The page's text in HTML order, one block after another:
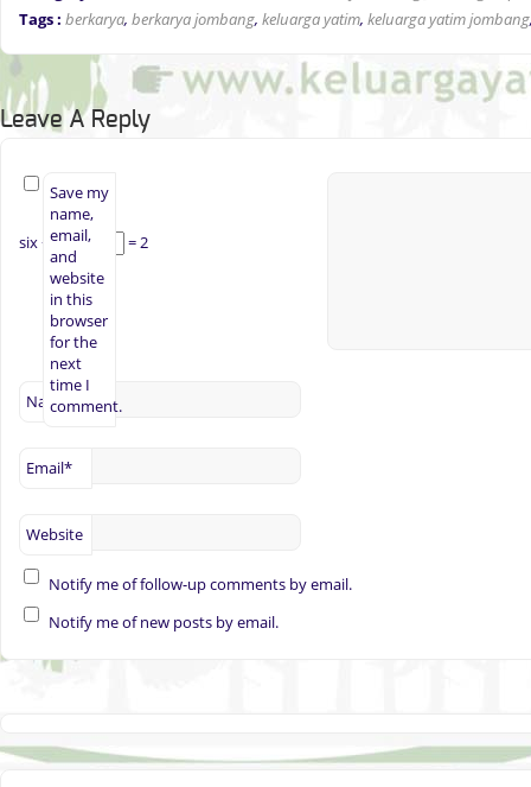
Tags : berkarya, berkarya jombang, keluarga yatim, keluarga yatim jombang
Leave A Reply
Name*
Email*
Website
Save my
name,
email,
and
website
in this
browser
for the
next
time I
comment.
six − = 2
Notify me of follow-up comments by email.
Notify me of new posts by email.